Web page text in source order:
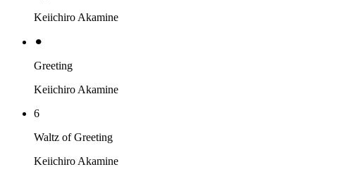
Keiichiro Akamine
⚫︎
Greeting
Keiichiro Akamine
6
Waltz of Greeting
Keiichiro Akamine